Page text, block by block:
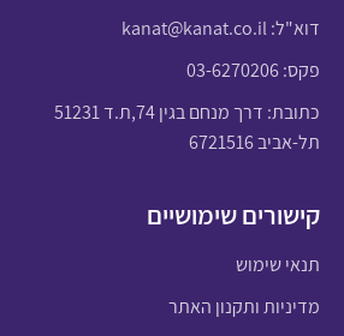
דוא"ל:kanat@kanat.co.il
פקס: 03-6270206
כתובת: דרך מנחם בגין 74,ת.ד 51231
תל-אביב 6721516
קישורים שימושיים
תנאי שימוש
מדיניות ותקנון האתר